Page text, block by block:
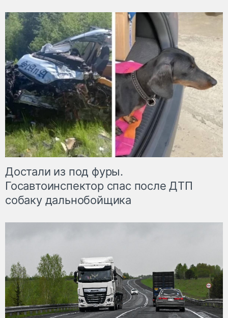
Достали из под фуры.
Госавтоинспектор спас после ДТП
собаку дальнобойщика